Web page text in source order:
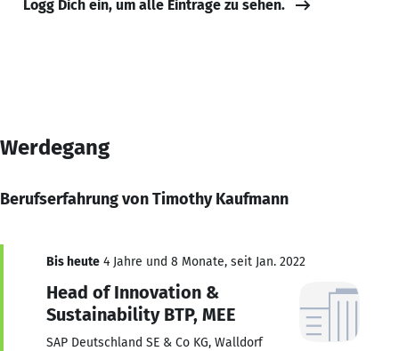
Logg Dich ein, um alle Einträge zu sehen.
Werdegang
Berufserfahrung von Timothy Kaufmann
Bis heute 4 Jahre und 8 Monate, seit Jan. 2022
Head of Innovation &
Sustainability BTP, MEE
SAP Deutschland SE & Co KG, Walldorf